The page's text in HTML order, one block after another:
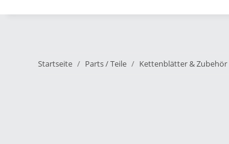
Startseite Parts / Teile Kettenblätter & Zubehör